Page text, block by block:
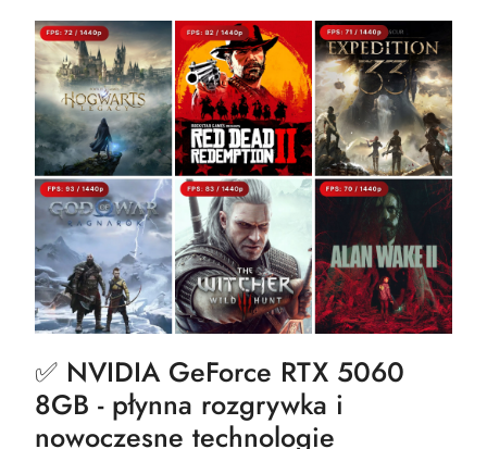
✅ NVIDIA GeForce RTX 5060
8GB - płynna rozgrywka i
nowoczesne technologie